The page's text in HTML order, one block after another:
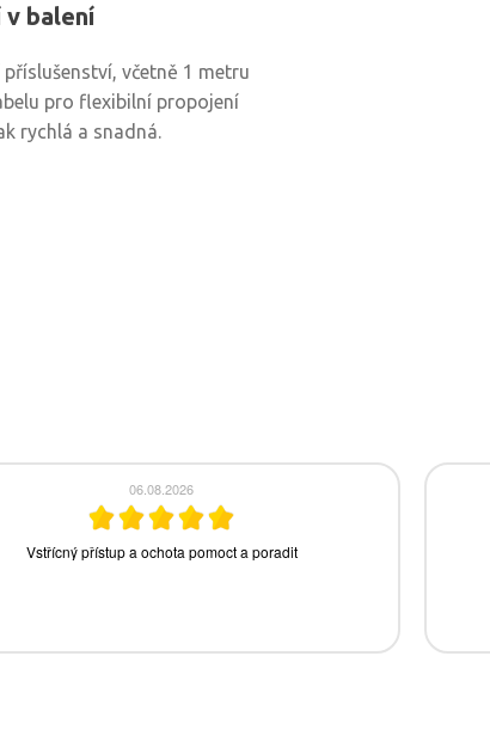
v balení
včetně 1 metru
pro flexibilní propojení
rychlá a snadná.